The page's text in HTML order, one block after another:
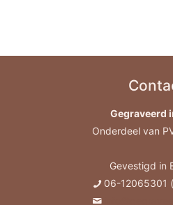
Gegraveerd
Onderdeel van
Gevestigd in
06-12065301